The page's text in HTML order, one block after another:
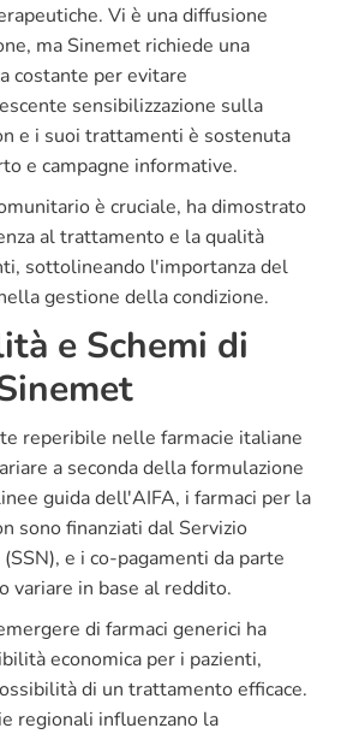
Vi è una diffusione
ma Sinemet richiede una
costante per evitare
sensibilizzazione sulla
e i suoi trattamenti è sostenuta
e campagne informative.
è cruciale, ha dimostrato
al trattamento e la qualità
sottolineando l'importanza del
gestione della condizione.
e Schemi di
reperibile nelle farmacie italiane
a seconda della formulazione
guida dell'AIFA, i farmaci per la
sono finanziati dal Servizio
e i co-pagamenti da parte
variare in base al reddito.
di farmaci generici ha
economica per i pazienti,
di un trattamento efficace.
regionali influenzano la